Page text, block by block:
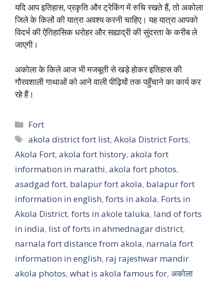
यदि आप इतिहास, प्रकृति और ट्रेकिंग में रुचि रखते हैं, तो अकोला
जिले के किलों की यात्रा अवश्य करनी चाहिए। यह यात्रा आपको
विदर्भ की ऐतिहासिक धरोहर और सह्याद्री की सुंदरता के करीब ले
जाएगी।
अकोला के किले आज भी मजबूती से खड़े होकर इतिहास की
गौरवशाली गाथाओं को आने वाली पीढ़ियों तक पहुँचाने का कार्य कर
रहे हैं।
Categories
Fort
Tags
akola district fort list,Akola District Forts,
Akola Fort, akola fort history, akola fort
information in marathi, akola fort photos,
asadgad fort, balapur fort akola, balapur fort
information in english, forts in akola, Forts in
Akola District, forts in akole taluka, land of forts
in india, list of forts in ahmednagar district,
narnala fort distance from akola, narnala fort
information in english, raj rajeshwar mandir
akola photos, what is akola famous for, अकोला